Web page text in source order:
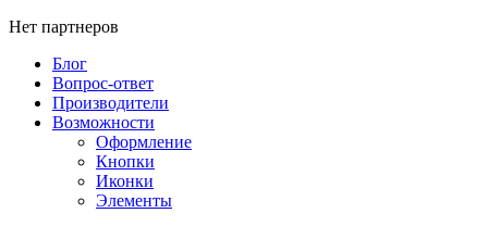
Нет партнеров
Блог
Вопрос-ответ
Производители
Возможности
Оформление
Кнопки
Иконки
Элементы